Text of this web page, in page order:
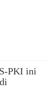
PKI ini